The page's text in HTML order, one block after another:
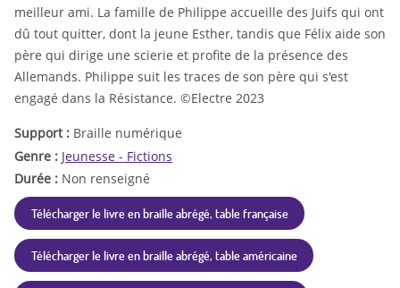
meilleur ami. La famille de Philippe accueille des Juifs qui ont
dû tout quitter, dont la jeune Esther, tandis que Félix aide son
père qui dirige une scierie et profite de la présence des
Allemands. Philippe suit les traces de son père qui s'est
engagé dans la Résistance. ©Electre 2023
Support : Braille numérique
Genre : Jeunesse - Fictions
Durée : Non renseigné
Télécharger le livre en braille abrégé, table française
Télécharger le livre en braille abrégé, table américaine